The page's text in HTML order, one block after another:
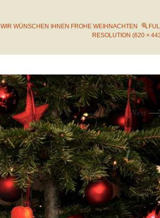
WIR WÜNSCHEN IHNEN FROHE WEIHNACHTEN
RESOLUTION (620 ×
Next